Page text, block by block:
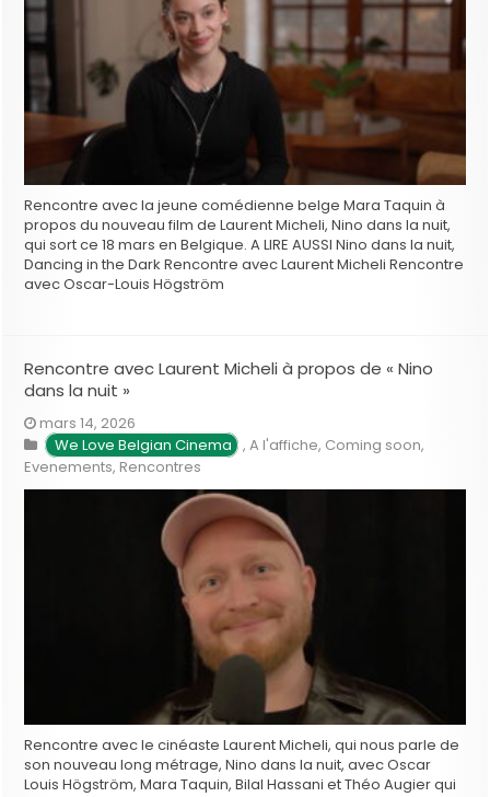
Rencontre avec la jeune comédienne belge Mara Taquin à
propos du nouveau film de Laurent Micheli, Nino dans la nuit,
qui sort ce 18 mars en Belgique. A LIRE AUSSI Nino dans la nuit,
Dancing in the Dark Rencontre avec Laurent Micheli Rencontre
avec Oscar-Louis Högström
Rencontre avec Laurent Micheli à propos de « Nino
dans la nuit »
mars 14, 2026
We Love Belgian Cinema ,A l'affiche, Coming soon,
Evenements, Rencontres
Rencontre avec le cinéaste Laurent Micheli, qui nous parle de
son nouveau long métrage, Nino dans la nuit, avec Oscar
Louis Högström, Mara Taquin, Bilal Hassani et Théo Augier qui